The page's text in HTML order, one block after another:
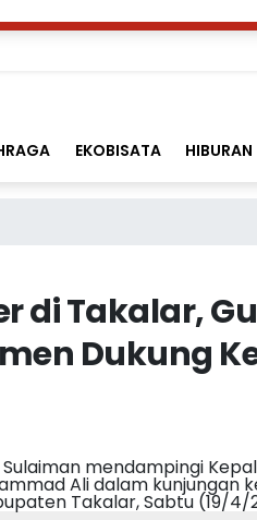
EKOBISATA HIBURAN
di Takalar,
Dukung